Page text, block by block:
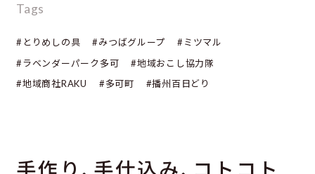
Tags
#とりめしの具 #みつばグループ
#ミツマル
#ラベンダーパーク多可
#地域おこし協力隊
#地域商社RAKU
#多可町 #播州百日どり
手作り、手仕込み、コトコト